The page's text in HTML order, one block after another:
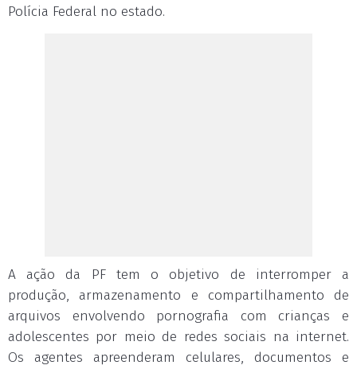
Polícia Federal no estado.
A ação da PF tem o objetivo de interromper a
produção, armazenamento e compartilhamento de
arquivos envolvendo pornografia com crianças e
adolescentes por meio de redes sociais na internet.
Os agentes apreenderam celulares, documentos e